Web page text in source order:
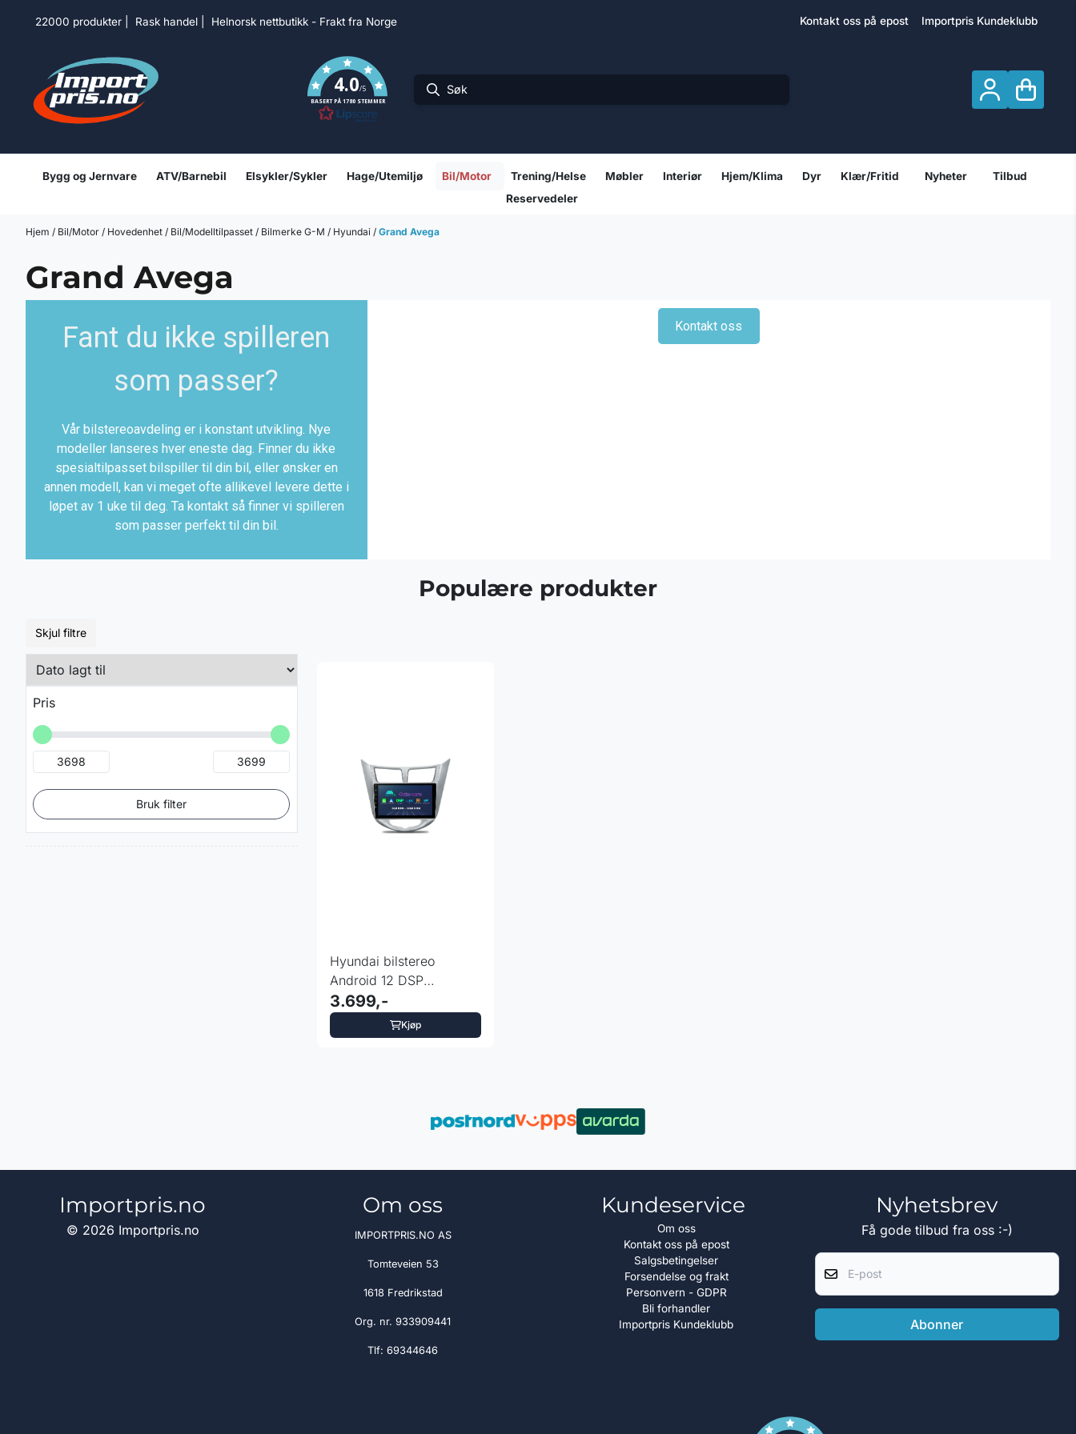
Hopp til innhold
22000 produkter | Rask handel | Helnorsk nettbutikk - Frakt fra Norge Kontakt oss på epost Importpris Kundeklubb
4.0/5
BASERT PÅ 1780 STEMMER
Bygg og Jernvare ATV/Barnebil Elsykler/Sykler Hage/Utemiljø Bil/Motor Trening/Helse Møbler Interiør Hjem/Klima Dyr Klær/Fritid Nyheter
Tilbud
Reservedeler
Hjem / Bil/Motor / Hovedenhet / Bil/Modelltilpasset / Bilmerke G-M / Hyundai / Grand Avega
Grand Avega
Fant du ikke spilleren
som passer?
Vår bilstereoavdeling er i konstant utvikling. Nye
modeller lanseres hver eneste dag. Finner du ikke
spesialtilpasset bilspiller til din bil, eller ønsker en
annen modell, kan vi meget ofte allikevel levere dette i
løpet av 1 uke til deg. Ta kontakt så finner vi spilleren
som passer perfekt til din bil.
Kontakt oss
Populære produkter
Skjul filtre
Pris
Bruk filter
Hyundai bilstereo
Android 12 DSP
CarAutoPlay 9 tommer
3.699,-
Kjøp
Importpris.no
© 2026 Importpris.no
Om oss
IMPORTPRIS.NO AS
Tomteveien 53
1618 Fredrikstad
Org. nr. 933909441
Tlf:69344646
Kundeservice
Om oss
Kontakt oss på epost
Salgsbetingelser
Forsendelse og frakt
Personvern - GDPR
Bli forhandler
Importpris Kundeklubb
Nyhetsbrev
Få gode tilbud fra oss :-)
Abonner